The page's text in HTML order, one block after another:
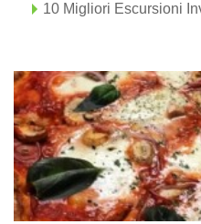
10 Migliori Escursioni